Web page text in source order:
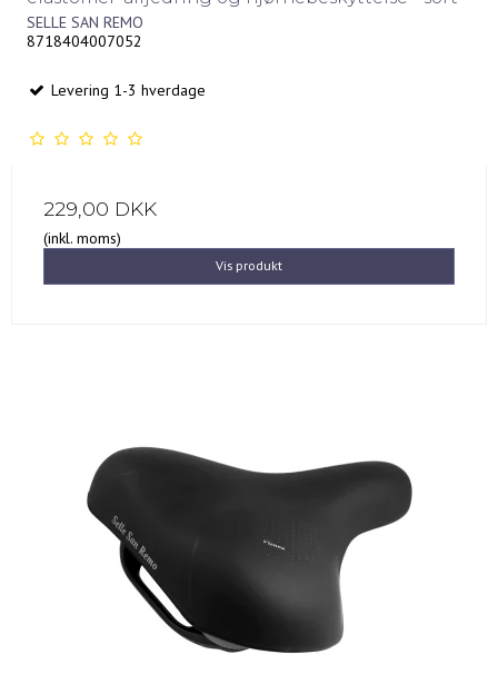
SELLE SAN REMO
8718404007052
Levering 1-3 hverdage
229,00 DKK
(inkl. moms)
Vis produkt